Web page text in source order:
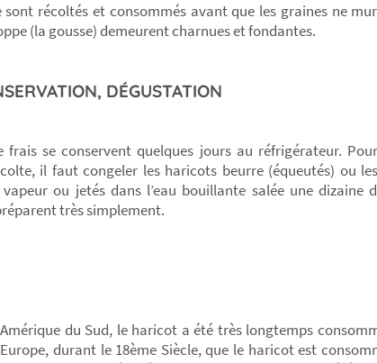
sont récoltés et consommés avant que les graines ne
(la gousse) demeurent charnues et fondantes.
DÉGUSTATION
frais se conservent quelques jours au réfrigérateur.
il faut congeler les haricots beurre (équeutés) ou
ou jetés dans l’eau bouillante salée une dizaine
très simplement.
du Sud, le haricot a été très longtemps
durant le 18ème Siècle, que le haricot est